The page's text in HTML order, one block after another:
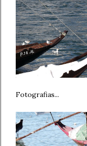
Fotografias...